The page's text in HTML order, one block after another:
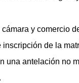
y comercio
inscripción de la
una antelación no